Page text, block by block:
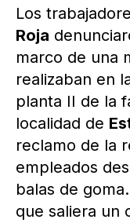
Los
Roja
marco de una
realizaban en
planta II de la
localidad de
reclamo de la
empleados
balas de
que saliera un